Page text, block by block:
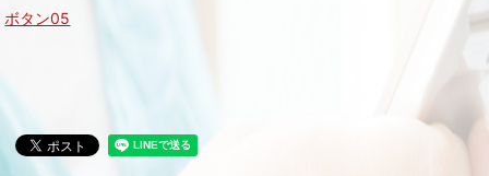
ボタン05